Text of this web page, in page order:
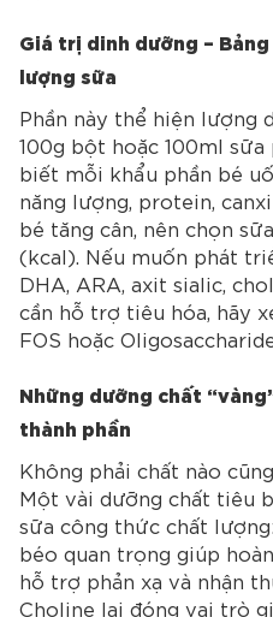
Giá trị dinh dưỡng –
lượng sữa
Phần này thể hiện lượng
100g bột hoặc 100ml
biết mỗi khẩu phần bé
năng lượng, protein,
bé tăng cân, nên chọn
(kcal). Nếu muốn phát
DHA, ARA, axit sialic,
cần hỗ trợ tiêu hóa, hãy
FOS hoặc
Những dưỡng chất
thành phần
Không phải chất nào
Một vài dưỡng chất tiêu
sữa công thức chất
béo quan trọng giúp
hỗ trợ phản xạ và nhận
Choline lại đóng vai trò